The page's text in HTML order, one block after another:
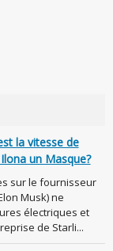
la vitesse de
un Masque?
sur le fournisseur
Musk) ne
électriques et
de Starli...